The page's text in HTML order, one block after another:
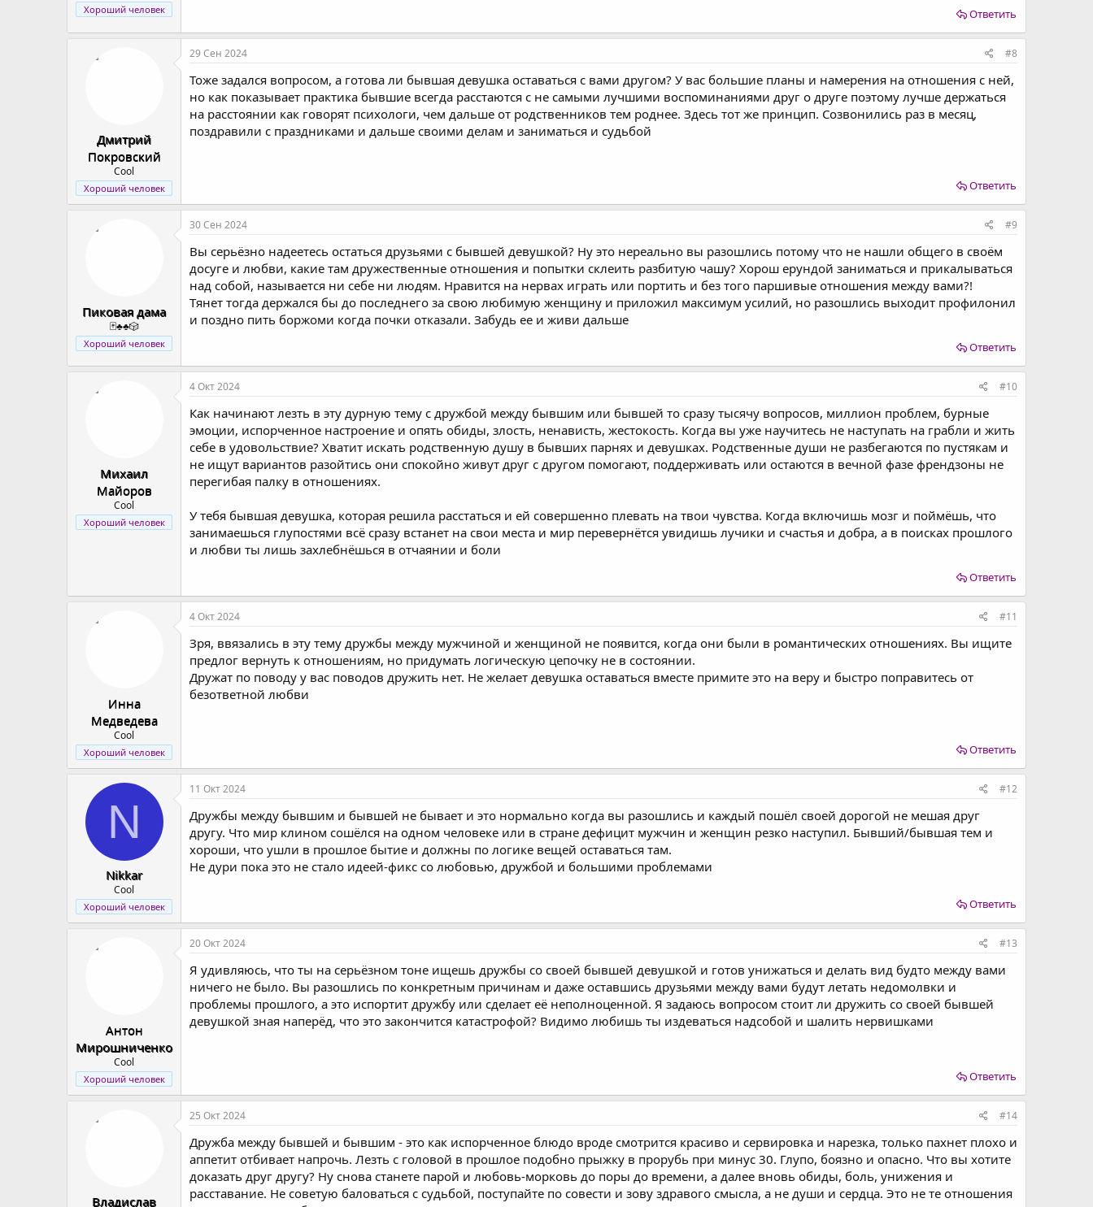
Хороший человек Ответить
Дмитрий
Покровский
Cool
Хороший человек
29 Сен 2024 #8
Тоже задался вопросом, а готова ли бывшая девушка оставаться с вами другом? У вас большие планы и намерения на отношения с ней,
но как показывает практика бывшие всегда расстаются с не самыми лучшими воспоминаниями друг о друге поэтому лучше держаться
на расстоянии как говорят психологи, чем дальше от родственников тем роднее. Здесь тот же принцип. Созвонились раз в месяц,
поздравили с праздниками и дальше своими делам и заниматься и судьбой
Ответить
Пиковая дама
🃏♣️♣️🎲
Хороший человек
30 Сен 2024 #9
Вы серьёзно надеетесь остаться друзьями с бывшей девушкой? Ну это нереально вы разошлись потому что не нашли общего в своём
досуге и любви, какие там дружественные отношения и попытки склеить разбитую чашу? Хорош ерундой заниматься и прикалываться
над собой, называется ни себе ни людям. Нравится на нервах играть или портить и без того паршивые отношения между вами?!
Тянет тогда держался бы до последнего за свою любимую женщину и приложил максимум усилий, но разошлись выходит профилонил
и поздно пить боржоми когда почки отказали. Забудь ее и живи дальше
Ответить
Михаил
Майоров
Cool
Хороший человек
4 Окт 2024 #10
Как начинают лезть в эту дурную тему с дружбой между бывшим или бывшей то сразу тысячу вопросов, миллион проблем, бурные
эмоции, испорченное настроение и опять обиды, злость, ненависть, жестокость. Когда вы уже научитесь не наступать на грабли и жить
себе в удовольствие? Хватит искать родственную душу в бывших парнях и девушках. Родственные души не разбегаются по пустякам и
не ищут вариантов разойтись они спокойно живут друг с другом помогают, поддерживать или остаются в вечной фазе френдзоны не
перегибая палку в отношениях.
У тебя бывшая девушка, которая решила расстаться и ей совершенно плевать на твои чувства. Когда включишь мозг и поймёшь, что
занимаешься глупостями всё сразу встанет на свои места и мир перевернётся увидишь лучики и счастья и добра, а в поисках прошлого
и любви ты лишь захлебнёшься в отчаянии и боли
Ответить
Инна
Медведева
Cool
Хороший человек
4 Окт 2024 #11
Зря, ввязались в эту тему дружбы между мужчиной и женщиной не появится, когда они были в романтических отношениях. Вы ищите
предлог вернуть к отношениям, но придумать логическую цепочку не в состоянии.
Дружат по поводу у вас поводов дружить нет. Не желает девушка оставаться вместе примите это на веру и быстро поправитесь от
безответной любви
Ответить
N
Nikkar
Cool
Хороший человек
11 Окт 2024 #12
Дружбы между бывшим и бывшей не бывает и это нормально когда вы разошлись и каждый пошёл своей дорогой не мешая друг
другу. Что мир клином сошёлся на одном человеке или в стране дефицит мужчин и женщин резко наступил. Бывший/бывшая тем и
хороши, что ушли в прошлое бытие и должны по логике вещей оставаться там.
Не дури пока это не стало идеей-фикс со любовью, дружбой и большими проблемами
Ответить
Антон
Мирошниченко
Cool
Хороший человек
20 Окт 2024 #13
Я удивляюсь, что ты на серьёзном тоне ищешь дружбы со своей бывшей девушкой и готов унижаться и делать вид будто между вами
ничего не было. Вы разошлись по конкретным причинам и даже оставшись друзьями между вами будут летать недомолвки и
проблемы прошлого, а это испортит дружбу или сделает её неполноценной. Я задаюсь вопросом стоит ли дружить со своей бывшей
девушкой зная наперёд, что это закончится катастрофой? Видимо любишь ты издеваться надсобой и шалить нервишками
Ответить
Владислав
25 Окт 2024 #14
Дружба между бывшей и бывшим - это как испорченное блюдо вроде смотрится красиво и сервировка и нарезка, только пахнет плохо и
аппетит отбивает напрочь. Лезть с головой в прошлое подобно прыжку в прорубь при минус 30. Глупо, боязно и опасно. Что вы хотите
доказать друг другу? Ну снова станете парой и любовь-морковь до поры до времени, а далее вновь обиды, боль, унижения и
расставание. Не советую баловаться с судьбой, поступайте по совести и зову здравого смысла, а не души и сердца. Это не те отношения